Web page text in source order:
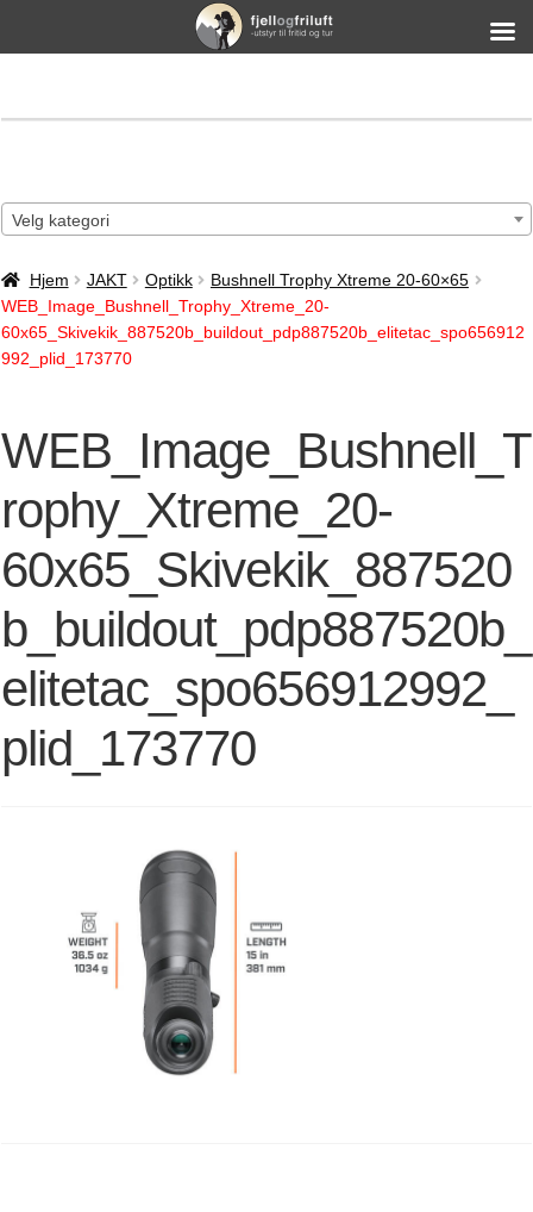
Velg kategori
Hjem JAKT Optikk
Bushnell Trophy Xtreme 20-60×65
WEB_Image_Bushnell_Trophy_Xtreme_20-
60x65_Skivekik_887520b_buildout_pdp887520b_elitetac_spo656912
992_plid_173770
WEB_Image_Bushnell_T
rophy_Xtreme_20-
60x65_Skivekik_887520
b_buildout_pdp887520b_
elitetac_spo656912992_
plid_173770